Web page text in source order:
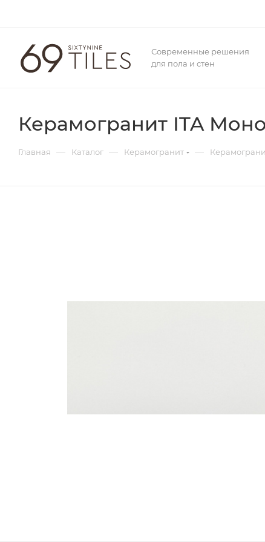
Современные решения
для пола и стен
Керамогранит ITA
Главная — Каталог — Керамогранит —